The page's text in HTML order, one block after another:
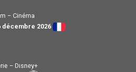
– Cinéma
décembre 2026
– Disney+